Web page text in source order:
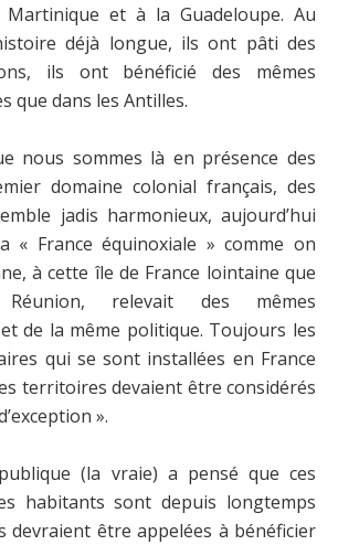
et à la Guadeloupe. Au
déjà longue, ils ont pâti des
ils ont bénéficié des mêmes
que dans les Antilles.
nous sommes là en présence des
domaine colonial français, des
jadis harmonieux, aujourd’hui
« France équinoxiale » comme on
à cette île de France lointaine que
relevait des mêmes
de la même politique. Toujours les
qui se sont installées en France
territoires devaient être considérés
».
(la vraie) a pensé que ces
habitants sont depuis longtemps
devraient être appelées à bénéficier